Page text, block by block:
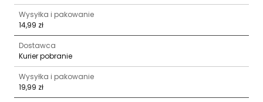
Wysyłka i pakowanie
14,99 zł
Dostawca
Kurier pobranie
Wysyłka i pakowanie
19,99 zł